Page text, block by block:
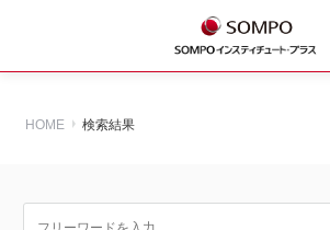
HOME 検索結果